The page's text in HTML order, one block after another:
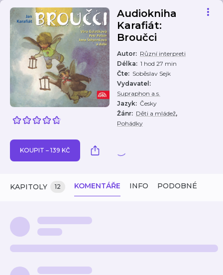
Audiokniha
Karafiát:
Broučci
Autor: Různí interpreti
Délka: 1 hod 27 min
Čte: Soběslav Sejk
Vydavatel :
Supraphon a.s.
Jazyk: Česky
Žánr: Děti a mládež,
Pohádky
KOUPIT – 139 KČ
KAPITOLY 12 KOMENTÁŘE INFO PODOBNÉ